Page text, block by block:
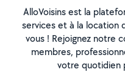
AlloVoisins est la
services et à la location
vous ! Rejoignez notre
membres,
votre quotidien